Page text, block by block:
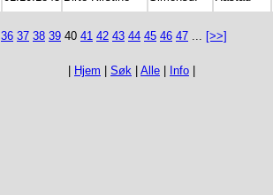
36 37 38 39 40 41 42 43 44 45 46 47 ... [>>]
Hjem Søk Alle Info